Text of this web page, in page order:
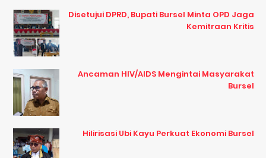
Disetujui DPRD, Bupati Bursel Minta OPD Jaga
Kemitraan Kritis
Ancaman HIV/AIDS Mengintai Masyarakat
Bursel
Hilirisasi Ubi Kayu Perkuat Ekonomi Bursel